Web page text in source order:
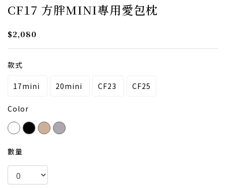
CF17 方胖MINI專用愛包枕
$2,080
款式
17mini 20mini CF23 CF25
Color
數量